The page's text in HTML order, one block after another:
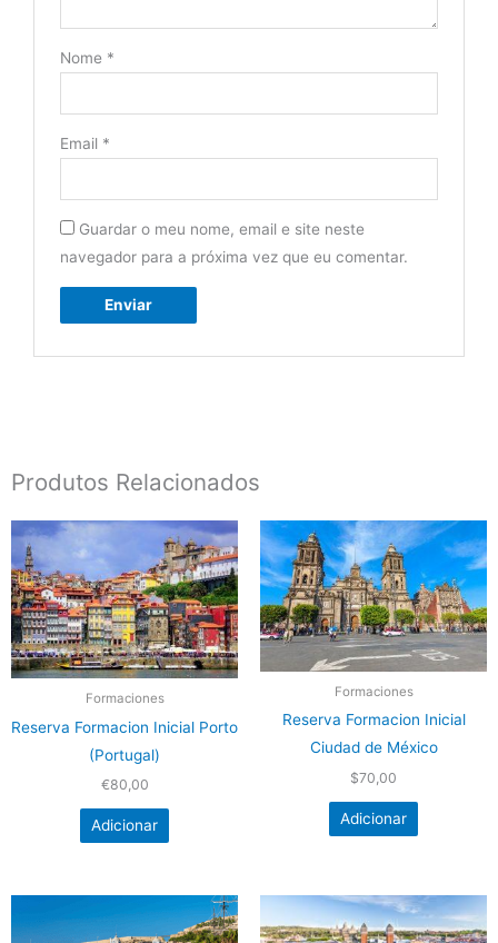
Nome *
Email *
Guardar o meu nome, email e site neste
navegador para a próxima vez que eu comentar.
Produtos Relacionados
Formaciones
Reserva Formacion Inicial Porto
(Portugal)
€80,00
Adicionar
Formaciones
Reserva Formacion Inicial
Ciudad de México
$70,00
Adicionar